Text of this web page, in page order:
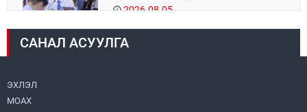
2026.08.05
УИХ-ын дарга С.Бямбацогт:
САНАЛ АСУУЛГА
ЭХЛЭЛ
МОАХ